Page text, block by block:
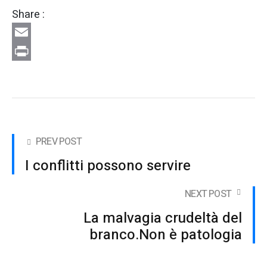
Share :
Email
PREV POST
I conflitti possono servire
NEXT POST
La malvagia crudeltà del
branco.Non è patologia